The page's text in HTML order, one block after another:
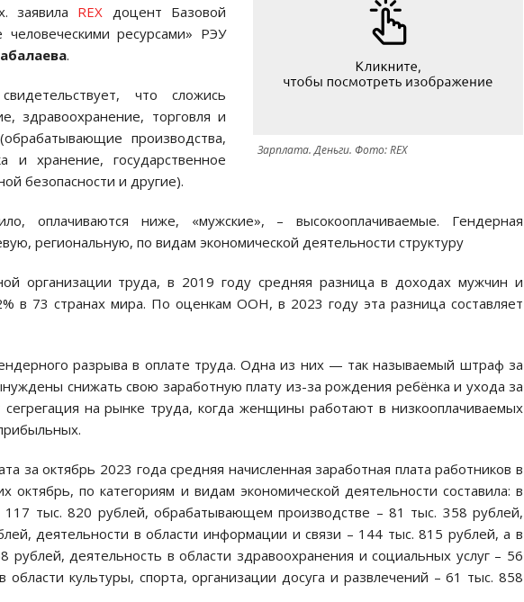
Зарплата. Деньги. Фото: REX
заявила REX доцент Базовой
ресурсами» РЭУ
.
что сложись
здравоохранение, торговля и
производства,
и хранение, государственное
безопасности и другие).
оплачиваются ниже, «мужские», – высокооплачиваемые. Гендерная
региональную, по видам экономической деятельности структуру
организации труда, в 2019 году средняя разница в доходах мужчин и
в 73 странах мира. По оценкам ООН, в 2023 году эта разница составляет
разрыва в оплате труда. Одна из них — так называемый штраф за
снижать свою заработную плату из-за рождения ребёнка и ухода за
на рынке труда, когда женщины работают в низкооплачиваемых
за октябрь 2023 года средняя начисленная заработная плата работников в
октябрь, по категориям и видам экономической деятельности составила: в
тыс. 820 рублей, обрабатывающем производстве – 81 тыс. 358 рублей,
деятельности в области информации и связи – 144 тыс. 815 рублей, а в
рублей, деятельность в области здравоохранения и социальных услуг – 56
области культуры, спорта, организации досуга и развлечений – 61 тыс. 858